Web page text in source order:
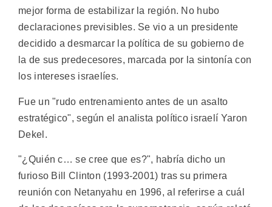
mejor forma de estabilizar la región. No hubo
declaraciones previsibles. Se vio a un presidente
decidido a desmarcar la política de su gobierno de
la de sus predecesores, marcada por la sintonía con
los intereses israelíes.
Fue un "rudo entrenamiento antes de un asalto
estratégico", según el analista político israelí Yaron
Dekel.
"¿Quién c… se cree que es?", habría dicho un
furioso Bill Clinton (1993-2001) tras su primera
reunión con Netanyahu en 1996, al referirse a cuál